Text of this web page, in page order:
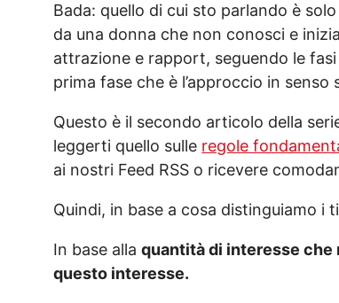
Bada: quello di cui sto parlando è
da una donna che non conosci e
attrazione e rapport, seguendo le
prima fase che è l’approccio in senso
Questo è il secondo articolo della
leggerti quello sulle regole
ai nostri Feed RSS o ricevere
Quindi, in base a cosa distinguiamo i
In base allaquantità di interesse che
questo interesse.